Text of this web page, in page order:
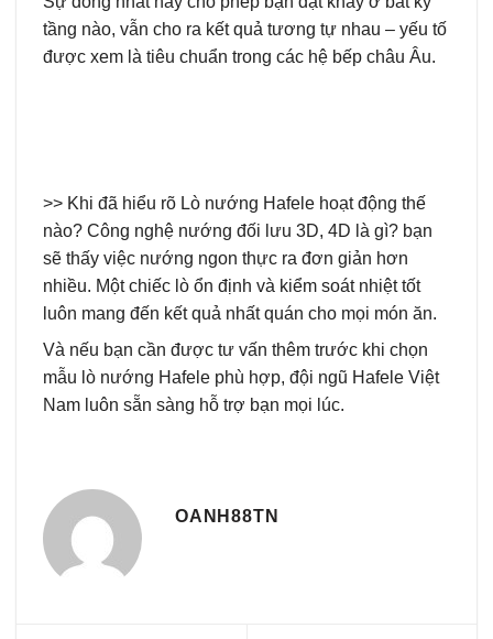
tầng nào, vẫn cho ra kết quả tương tự nhau – yếu tố
được xem là tiêu chuẩn trong các hệ bếp châu Âu.
>> Khi đã hiểu rõ Lò nướng Hafele hoạt động thế
nào? Công nghệ nướng đối lưu 3D, 4D là gì? bạn
sẽ thấy việc nướng ngon thực ra đơn giản hơn
nhiều. Một chiếc lò ổn định và kiểm soát nhiệt tốt
luôn mang đến kết quả nhất quán cho mọi món ăn.
Và nếu bạn cần được tư vấn thêm trước khi chọn
mẫu lò nướng Hafele phù hợp, đội ngũ Hafele Việt
Nam luôn sẵn sàng hỗ trợ bạn mọi lúc.
OANH88TN